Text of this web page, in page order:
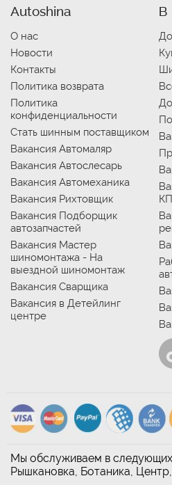
Autoshina
О нас
Новости
Контакты
Политика возврата
Политика
конфиденциальности
Стать шинным поставщиком
Вакансия Автомаляр
Вакансия Автослесарь
Вакансия Автомеханика
Вакансия Рихтовщик
Вакансия Подборщик
автозапчастей
Вакансия Мастер
шиномонтажа - На
выездной шиномонтаж
Вакансия Сварщика
Вакансия в Детейлинг
центре
В
Мы обслуживаем в
Рышкановка, Ботаника,